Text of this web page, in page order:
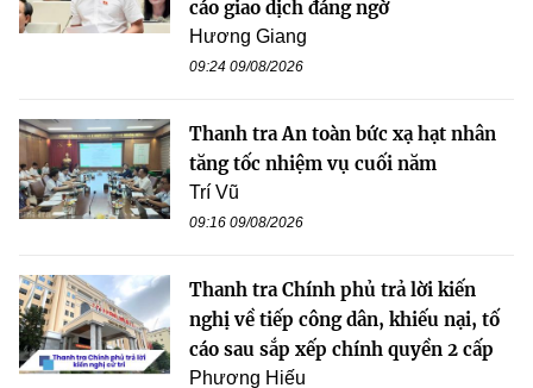
cáo giao dịch đáng ngờ
Hương Giang
09:24 09/08/2026
Thanh tra An toàn bức xạ hạt nhân
tăng tốc nhiệm vụ cuối năm
Trí Vũ
09:16 09/08/2026
Thanh tra Chính phủ trả lời kiến
nghị về tiếp công dân, khiếu nại, tố
cáo sau sắp xếp chính quyền 2 cấp
Phương Hiếu